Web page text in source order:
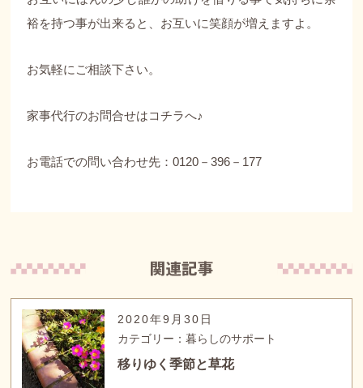
裕を持つ事が出来ると、お互いに笑顔が増えますよ。
お気軽にご相談下さい。
家事代行のお問合せはコチラへ♪
お電話での問い合わせ先：0120－396－177
2020年9月30日
カテゴリー：暮らしのサポート
移りゆく季節と草花